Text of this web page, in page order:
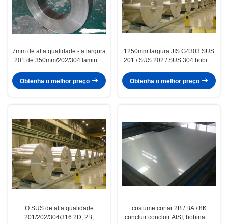
7mm de alta qualidade - a largura
201 de 350mm/202/304 laminou
Obtenha o melhor preço
1250mm largura JIS G4303 SUS
201 / SUS 202 / SUS 304 bobina
Obtenha o melhor preço
O SUS de alta qualidade
201/202/304/316 2D, 2B,
costume cortar 2B / BA / 8K
concluir concluir AISI, bobina de